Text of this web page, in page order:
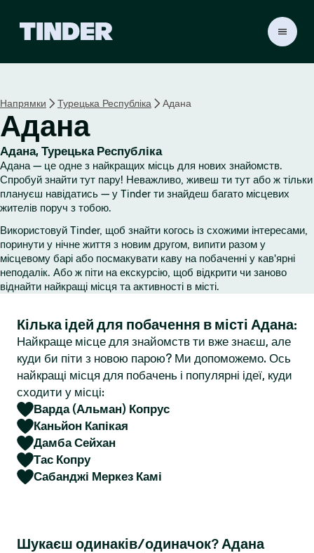
н
т
о
р
і
а
T
i
n
r
Напрямки Турецька Республіка Адана
Адана
Адана, Турецька Республіка
Адана — це одне з найкращих місць для нових знайомств.
Спробуй знайти тут пару! Неважливо, живеш ти тут або ж тільки
плануєш навідатись — у Tinder ти знайдеш багато місцевих
жителів поруч з тобою.
Використовуй Tinder, щоб знайти когось із схожими інтересами,
поринути у нічне життя з новим другом, випити разом у
місцевому барі або посмакувати каву на побаченні у кав'ярні
неподалік. Або ж піти на екскурсію, щоб відкрити чи заново
віднайти найкращі місця та активності в місті.
Кілька ідей для побачення в місті Адана:
Найкраще місце для знайомств ти вже знаєш, але
куди би піти з новою парою? Ми допоможемо. Ось
найкращі місця для побачень і популярні ідеї, куди
сходити у місці:
Варда (Альман) Копрус
Каньйон Капікая
Дамба Сейхан
Тас Копру
Сабанджі Меркез Камі
Шукаєш одинаків/одиначок? Адана